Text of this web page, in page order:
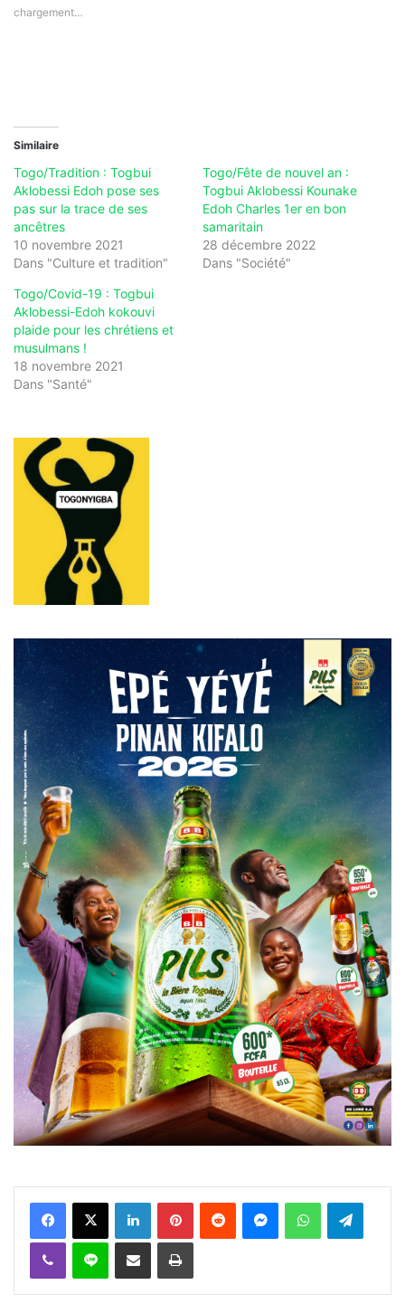
chargement…
Similaire
Togo/Tradition : Togbui
Aklobessi Edoh pose ses
pas sur la trace de ses
ancêtres
10 novembre 2021
Dans "Culture et tradition"
Togo/Fête de nouvel an :
Togbui Aklobessi Kounake
Edoh Charles 1er en bon
samaritain
28 décembre 2022
Dans "Société"
Togo/Covid-19 : Togbui
Aklobessi-Edoh kokouvi
plaide pour les chrétiens et
musulmans !
18 novembre 2021
Dans "Santé"
FacebookX Linkedin PinterestReddit MessengerWhatsAppTelegram
Viber Ligne Partager par email Imprimer